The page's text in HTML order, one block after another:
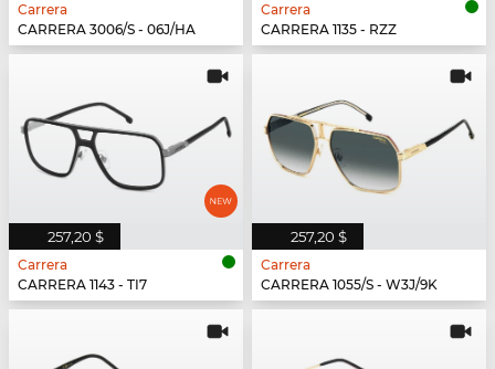
Carrera
CARRERA 3006/S - 06J/HA
Carrera
CARRERA 1135 - RZZ
257,20 $
Carrera
CARRERA 1143 - TI7
257,20 $
Carrera
CARRERA 1055/S - W3J/9K